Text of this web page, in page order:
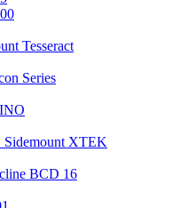
Tesseract
Series
XTEK
BCD 16